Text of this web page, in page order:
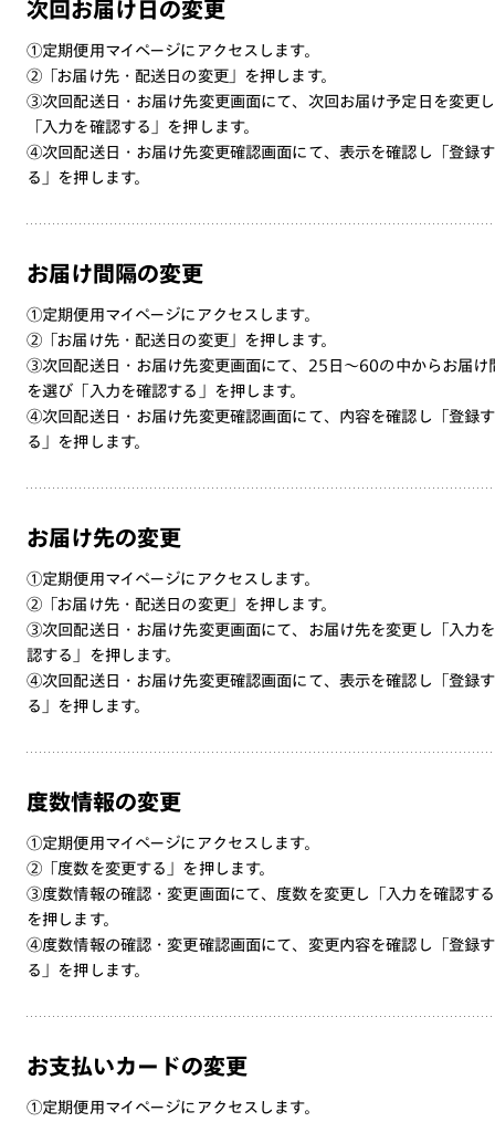
次回お届け日の変更
①定期便用マイページにアクセスします。
②「お届け先・配送日の変更」を押します。
③次回配送日・お届け先変更画面にて、次回お届け予定日を変更し
「入力を確認する」を押します。
④次回配送日・お届け先変更確認画面にて、表示を確認し「登録す
る」を押します。
お届け間隔の変更
①定期便用マイページにアクセスします。
②「お届け先・配送日の変更」を押します。
③次回配送日・お届け先変更画面にて、25日～60の中からお届け
を選び「入力を確認する」を押します。
④次回配送日・お届け先変更確認画面にて、内容を確認し「登録す
る」を押します。
お届け先の変更
①定期便用マイページにアクセスします。
②「お届け先・配送日の変更」を押します。
③次回配送日・お届け先変更画面にて、お届け先を変更し「入力
認する」を押します。
④次回配送日・お届け先変更確認画面にて、表示を確認し「登録す
る」を押します。
度数情報の変更
①定期便用マイページにアクセスします。
②「度数を変更する」を押します。
③度数情報の確認・変更画面にて、度数を変更し「入力を確認す
を押します。
④度数情報の確認・変更確認画面にて、変更内容を確認し「登録す
る」を押します。
お支払いカードの変更
①定期便用マイページにアクセスします。